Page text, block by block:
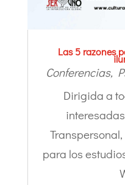
Las 5 razones
Conferencias,
Dirigida a
para los